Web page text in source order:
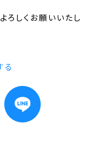
ろしくお願いいたし
る